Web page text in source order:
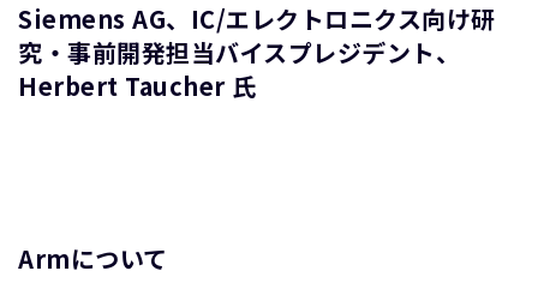
Siemens AG、IC/エレクトロニクス向け研
究・事前開発担当バイスプレジデント、
Herbert Taucher 氏
Armについて